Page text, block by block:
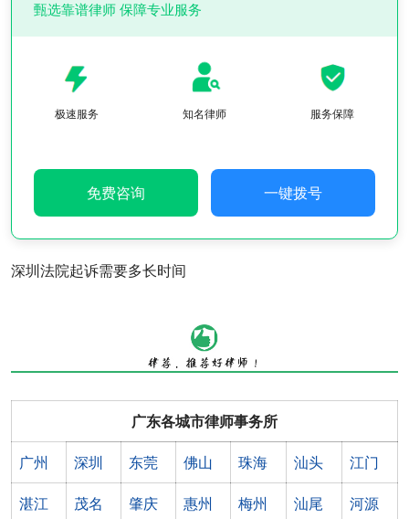
甄选靠谱律师 保障专业服务
极速服务 知名律师 服务保障
免费咨询 一键拨号
深圳法院起诉需要多长时间
广东各城市律师事务所
广州 深圳 东莞 佛山 珠海 汕头 江门
湛江 茂名 肇庆 惠州 梅州 汕尾 河源